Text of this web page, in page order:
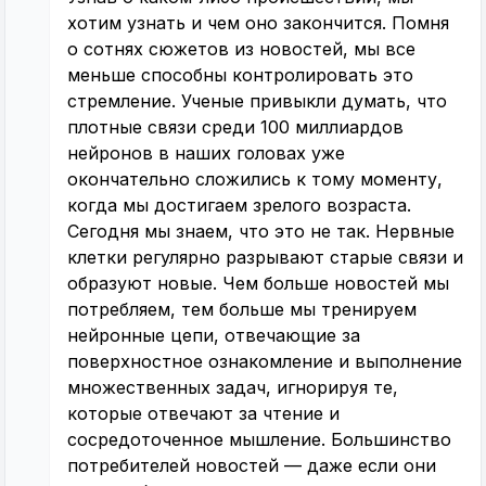
хотим узнать и чем оно закончится. Помня
о сотнях сюжетов из новостей, мы все
меньше способны контролировать это
стремление. Ученые привыкли думать, что
плотные связи среди 100 миллиардов
нейронов в наших головах уже
окончательно сложились к тому моменту,
когда мы достигаем зрелого возраста.
Сегодня мы знаем, что это не так. Нервные
клетки регулярно разрывают старые связи и
образуют новые. Чем больше новостей мы
потребляем, тем больше мы тренируем
нейронные цепи, отвечающие за
поверхностное ознакомление и выполнение
множественных задач, игнорируя те,
которые отвечают за чтение и
сосредоточенное мышление. Большинство
потребителей новостей — даже если они